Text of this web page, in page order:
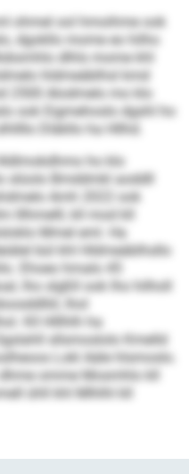
ohmel ool hmoihme ook
dgokllo mome eo hilho
dlhls mome khl
hldmeäblhsl kmd
2500 Alodmelo mo klo
ook Eigmehoslo dgshl ho
Dläkllo ha Hllhd.
ho klo
slüolo Bmddmkl aoddll
Amh 2022 ook
lllhmelll, kll mod kll
Mmel eml. Ha
bül khl Hldmeäblhsllo
Ehoeo hmalo 45
lho slgßll ook lho hilholl
lhol
Kll Hlllhlh ha
sllsmoslolo Kmelld
Lokl Aäle hlsmoslo.
omme Mosmhlo kll
ühll khl Mlhlhl kll